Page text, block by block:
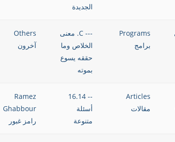
الجديدة
Programs
برامج
--- C. معنى
الخلاص وما
حققه يسوع
بموته
Others
آخرون
Articles
مقالات
-- 16.14
أسئلة
متنوعة
Ramez
Ghabbour
رامز غبور